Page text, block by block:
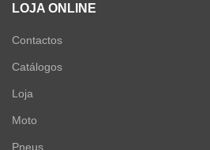
LOJA ONLINE
Contactos
Catálogos
Loja
Moto
Pneus